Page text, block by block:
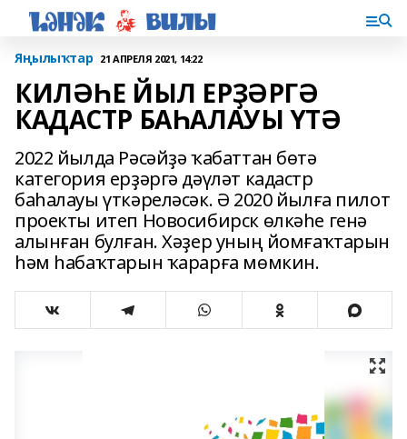
Яңылыҡтар 21 АПРЕЛЯ 2021, 14:22
КИЛӘҺЕ ЙЫЛ ЕРҘӘРГӘ
КАДАСТР БАҺАЛАУЫ ҮТӘ
2022 йылда Рәсәйҙә ҡабаттан бөтә
категория ерҙәргә дәүләт кадастр
баһалауы үткәреләсәк. Ә 2020 йылға пилот
проекты итеп Новосибирск өлкәһе генә
алынған булған. Хәҙер уның йомғаҡтарын
һәм һабаҡтарын ҡарарға мөмкин.